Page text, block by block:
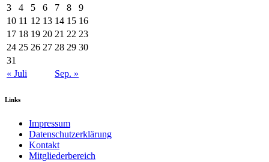
3
4 5 6 7 8
9
10 11 12 13 14 15 16
17 18 19 20 21 22 23
24 25 26 27 28 29 30
31
« Juli
Sep. »
Links
Impressum
Datenschutzerklärung
Kontakt
Mitgliederbereich